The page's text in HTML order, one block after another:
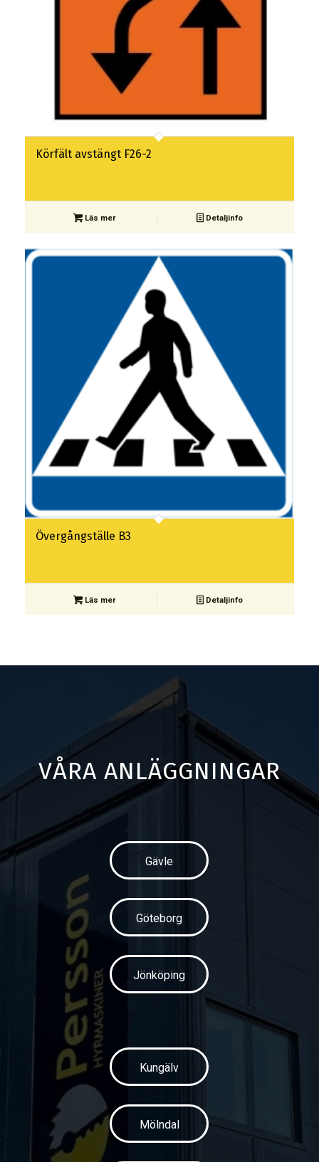
Körfält avstängt F26-2
Läs mer Detaljinfo
Övergångställe B3
Läs mer Detaljinfo
VÅRA ANLÄGGNINGAR
Gävle
Göteborg
Jönköping
Kungälv
Mölndal